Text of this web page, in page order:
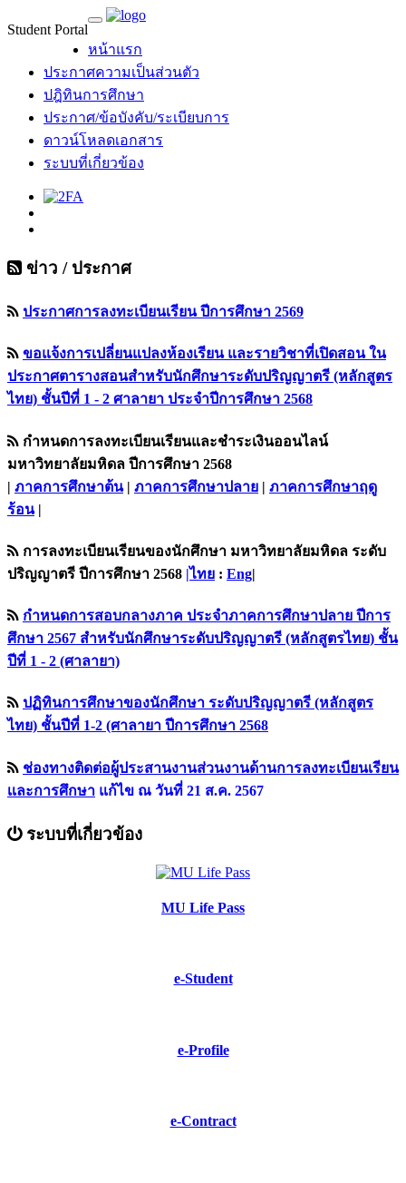
Student Portal
หน้าแรก
ประกาศความเป็นส่วนตัว
ปฎิทินการศึกษา
ประกาศ/ข้อบังคับ/ระเบียบการ
ดาวน์โหลดเอกสาร
ระบบที่เกี่ยวข้อง
ข่าว / ประกาศ
ประกาศการลงทะเบียนเรียน ปีการศึกษา 2569
ขอแจ้งการเปลี่ยนแปลงห้องเรียน และรายวิชาที่เปิดสอน ใน
ประกาศตารางสอนสำหรับนักศึกษาระดับปริญญาตรี (หลักสูตร
ไทย) ชั้นปีที่ 1 - 2 ศาลายา ประจำปีการศึกษา 2568
กำหนดการลงทะเบียนเรียนและชำระเงินออนไลน์
มหาวิทยาลัยมหิดล ปีการศึกษา 2568
| ภาคการศึกษาต้น| ภาคการศึกษาปลาย | ภาคการศึกษาฤดู
ร้อน|
การลงทะเบียนเรียนของนักศึกษา มหาวิทยาลัยมหิดล ระดับ
ปริญญาตรี ปีการศึกษา 2568 |ไทย : Eng|
กำหนดการสอบกลางภาค ประจำภาคการศึกษาปลาย ปีการ
ศึกษา 2567 สำหรับนักศึกษาระดับปริญญาตรี (หลักสูตรไทย) ชั้น
ปีที่ 1 - 2 (ศาลายา)
ปฏิทินการศึกษาของนักศึกษา ระดับปริญญาตรี (หลักสูตร
ไทย) ชั้นปีที่ 1-2 (ศาลายา ปีการศึกษา 2568
ช่องทางติดต่อผู้ประสานงานส่วนงานด้านการลงทะเบียนเรียน
เเละการศึกษา แก้ไข ณ วันที่ 21 ส.ค. 2567
ระบบที่เกี่ยวข้อง
MU Life Pass
e-Student
e-Profile
e-Contract